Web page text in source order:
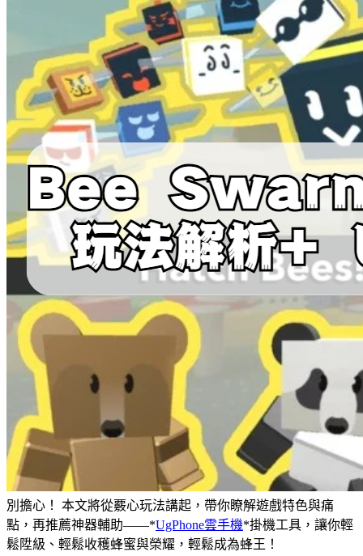
別擔心！ 本文將從覈心玩法講起，帶你瞭解遊戲特色與痛
點，再推薦神器輔助——*UgPhone雲手機*掛機工具，讓你輕
鬆陞級、輕鬆收穫蜂蜜與榮耀，輕鬆成為蜂王！